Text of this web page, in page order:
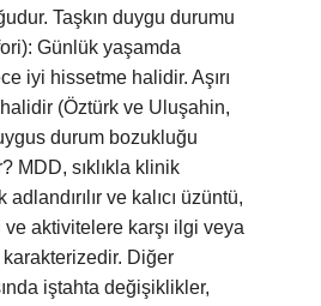
Taşkın duygu durumu
Günlük yaşamda
iyi hissetme halidir. Aşırı
(Öztürk ve Uluşahin,
durum bozukluğu
MDD, sıklıkla klinik
ve kalıcı üzüntü,
aktivitelere karşı ilgi veya
Diğer
iştahta değişiklikler,